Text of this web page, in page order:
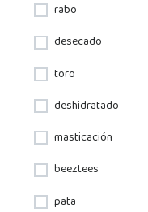
rabo
desecado
toro
deshidratado
masticación
beeztees
pata